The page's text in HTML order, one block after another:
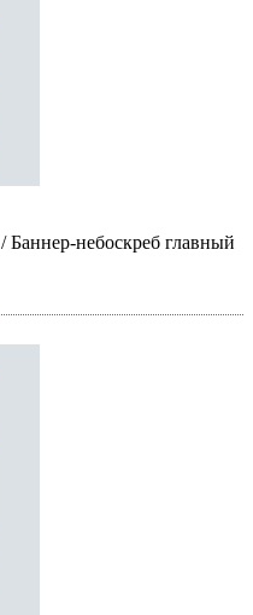
/ Баннер-небоскреб главный